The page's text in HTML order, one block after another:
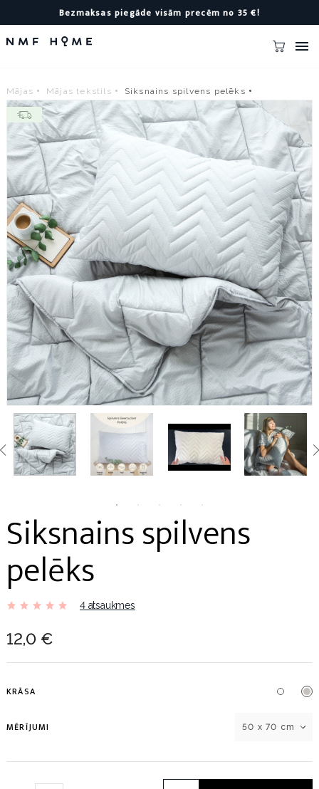
Bezmaksas piegāde visām precēm no 35 €!

Mājas Mājas tekstils Siksnains spilvens pelēks
Siksnains spilvens
pelēks
4 atsaukmes
12,0 €
KRĀSA
MĒRĪJUMI 50 x 70 cm